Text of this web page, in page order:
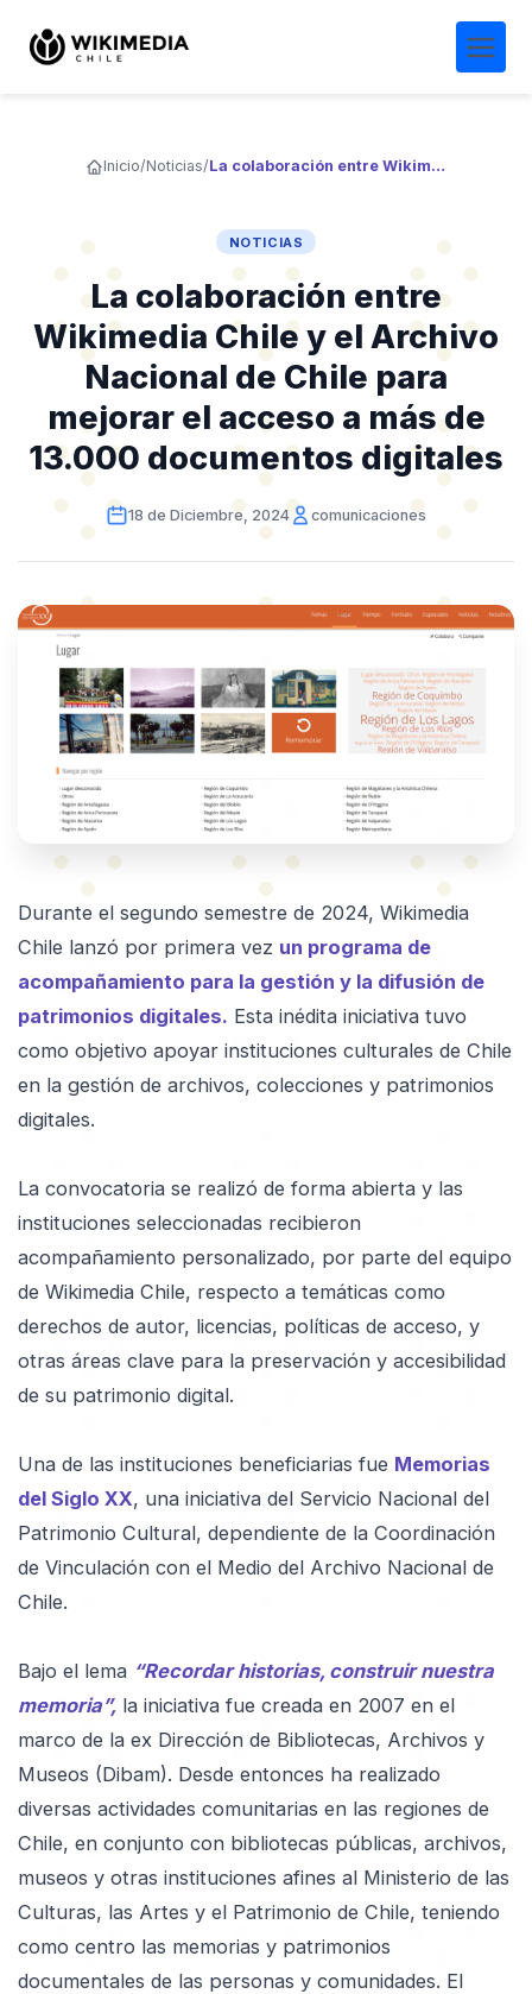
Inicio/Noticias/ La colaboración entre Wikimedia Chile y el Archivo Nacional de Chile para mejorar el acceso a más de 13.000 documentos digitales
NOTICIAS
La colaboración entre
Wikimedia Chile y el Archivo
Nacional de Chile para
mejorar el acceso a más de
13.000 documentos digitales
18 de Diciembre, 2024 comunicaciones
Durante el segundo semestre de 2024, Wikimedia
Chile lanzó por primera vez un programa de
acompañamiento para la gestión y la difusión de
patrimonios digitales. Esta inédita iniciativa tuvo
como objetivo apoyar instituciones culturales de Chile
en la gestión de archivos, colecciones y patrimonios
digitales.
La convocatoria se realizó de forma abierta y las
instituciones seleccionadas recibieron
acompañamiento personalizado, por parte del equipo
de Wikimedia Chile, respecto a temáticas como
derechos de autor, licencias, políticas de acceso, y
otras áreas clave para la preservación y accesibilidad
de su patrimonio digital.
Una de las instituciones beneficiarias fue Memorias
del Siglo XX, una iniciativa del Servicio Nacional del
Patrimonio Cultural, dependiente de la Coordinación
de Vinculación con el Medio del Archivo Nacional de
Chile.
Bajo el lema “Recordar historias, construir nuestra
memoria”,la iniciativa fue creada en 2007 en el
marco de la ex Dirección de Bibliotecas, Archivos y
Museos (Dibam). Desde entonces ha realizado
diversas actividades comunitarias en las regiones de
Chile, en conjunto con bibliotecas públicas, archivos,
museos y otras instituciones afines al Ministerio de las
Culturas, las Artes y el Patrimonio de Chile, teniendo
como centro las memorias y patrimonios
documentales de las personas y comunidades. El